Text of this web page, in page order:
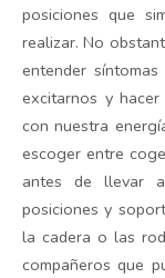
posiciones que
realizar. No
entender
excitarnos y
con nuestra
escoger entre
antes de llevar
posiciones y
la cadera o las
compañeros que